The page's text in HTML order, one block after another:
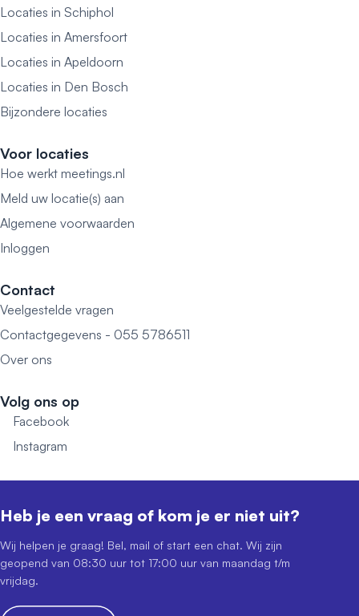
Locaties in Schiphol
Locaties in Amersfoort
Locaties in Apeldoorn
Locaties in Den Bosch
Bijzondere locaties
Voor locaties
Hoe werkt meetings.nl
Meld uw locatie(s) aan
Algemene voorwaarden
Inloggen
Contact
Veelgestelde vragen
Contactgegevens - 055 5786511
Over ons
Volg ons op
Facebook
Instagram
Heb je een vraag of kom je er niet uit?
Wij helpen je graag! Bel, mail of start een chat. Wij zijn
geopend van 08:30 uur tot 17:00 uur van maandag t/m
vrijdag.